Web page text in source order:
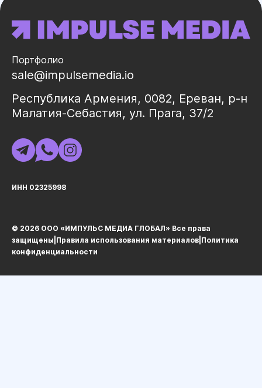
Портфолио
sale@impulsemedia.io
Республика Армения, 0082, Ереван, р-н
Малатия-Себастия, ул. Прага, 37/2
ИНН 02325998
© 2026 ООО «ИМПУЛЬС МЕДИА ГЛОБАЛ» Все права
защищеныㅤ|ㅤ Правила использования материалов Политика
конфиденциальности